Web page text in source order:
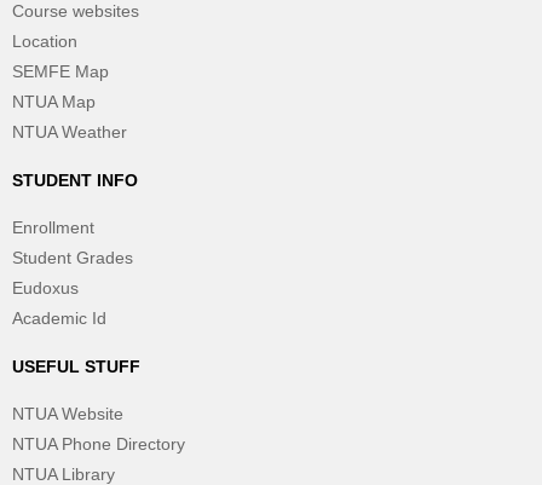
Course websites
Location
SEMFE Map
NTUA Map
NTUA Weather
STUDENT INFO
Enrollment
Student Grades
Eudoxus
Academic Id
USEFUL STUFF
NTUA Website
NTUA Phone Directory
NTUA Library